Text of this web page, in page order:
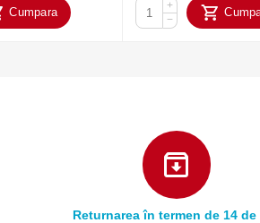
Cumpara
+
−
Returnarea în termen de 14 de